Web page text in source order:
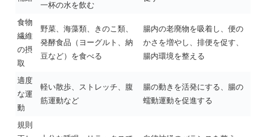
一杯の水を飲む
食物
繊維
の摂
取
野菜、海藻類、きのこ類、
発酵食品（ヨーグルト、納
豆など）を食べる
腸内の老廃物を吸着し、便の
かさを増やし、排便を促す、
腸内環境を整える
適度
な運
動
軽い散歩、ストレッチ、腹
筋運動など
腸の動きを活発にする、腸の
蠕動運動を促進する
規則